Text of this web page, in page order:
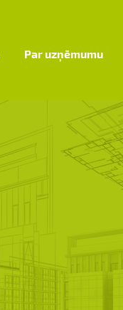
Par uzņēmumu